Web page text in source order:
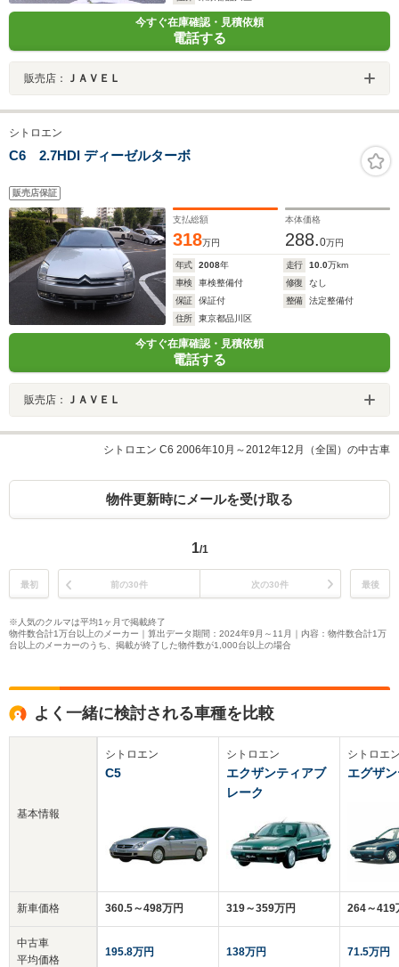
今すぐ在庫確認・見積依頼
電話する
販売店： ＪＡＶＥＬ
シトロエン
C6 2.7HDI ディーゼルターボ
販売店保証
支払総額
318万円
本体価格
288.0万円
年式 2008年 走行 10.0万km
車検
車検整備付 修復
なし
保証
保証付 整備
法定整備付
住所
東京都品川区
今すぐ在庫確認・見積依頼
電話する
販売店： ＪＡＶＥＬ
シトロエン C6 2006年10月～2012年12月（全国）の中古車
物件更新時にメールを受け取る
1/1
最初 前の30件 次の30件 最後
※人気のクルマは平均1ヶ月で掲載終了
物件数合計1万台以上のメーカー｜算出データ期間：2024年9月～11月｜内容：物件数合計1万
台以上のメーカーのうち、掲載が終了した物件数が1,000台以上の場合
よく一緒に検討される車種を比較
基本情報
新車価格
中古車
平均価格
シトロエン
C5
360.5～498万円
195.8万円
シトロエン
エクザンティアブ
レーク
319～359万円
138万円
シトロエ
エグザ
264～419
71.5万円